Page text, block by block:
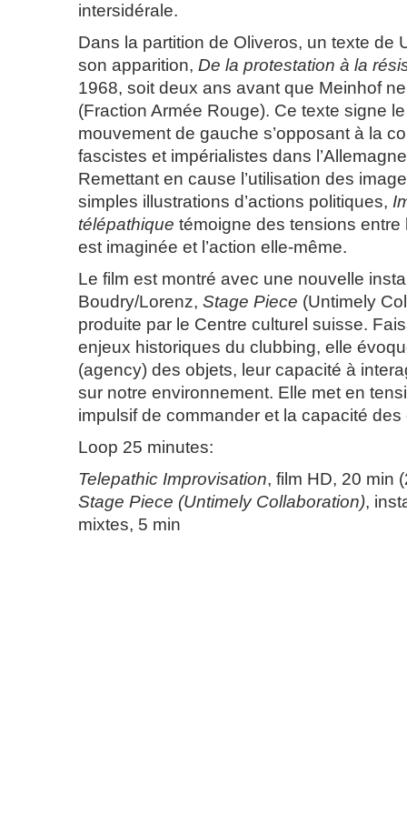
intersidérale.
Dans la partition de Oliveros, un texte de
son apparition, De la protestation à la
1968, soit deux ans avant que Meinhof
(Fraction Armée Rouge). Ce texte signe le
mouvement de gauche s’opposant à la
fascistes et impérialistes dans
Remettant en cause l’utilisation des
simples illustrations d’actions politiques,
télépathique témoigne des tensions entre
est imaginée et l’action elle-même.
Le film est montré avec une nouvelle
Boudry/Lorenz, Stage Piece (Untimely
produite par le Centre culturel suisse.
enjeux historiques du clubbing, elle
(agency) des objets, leur capacité à
sur notre environnement. Elle met en
impulsif de commander et la capacité des
Loop 25 minutes:
Telepathic Improvisation, film HD, 20 min
Stage Piece (Untimely Collaboration),
mixtes, 5 min